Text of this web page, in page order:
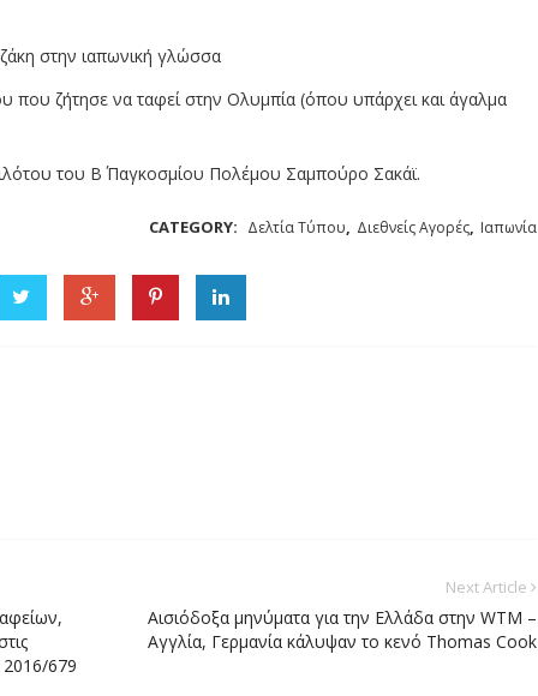
στην ιαπωνική γλώσσα
που ζήτησε να ταφεί στην Ολυμπία (όπου υπάρχει και άγαλμα
του Β΄ Παγκοσμίου Πολέμου Σαμπούρο Σακάϊ.
CATEGORY: Δελτία Τύπου, Διεθνείς Αγορές, Ιαπωνία
2016/679
Next Article
Αισιόδοξα μηνύματα για την Ελλάδα στην WTM –
Αγγλία, Γερμανία κάλυψαν το κενό Thomas Cook